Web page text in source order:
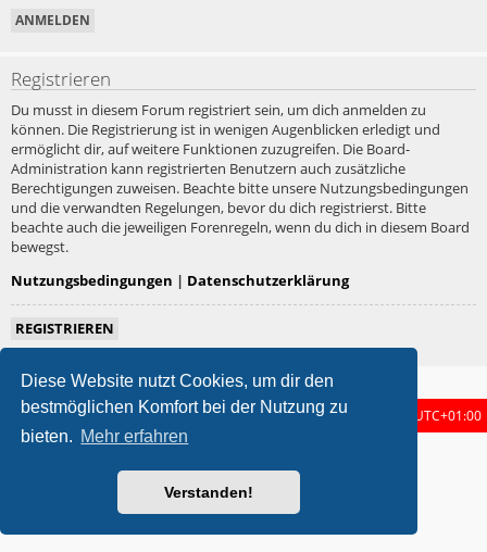
Diese Website nutzt Cookies, um dir den
bestmöglichen Komfort bei der Nutzung zu
bieten. Mehr erfahren
Verstanden!
Registrieren
Du musst in diesem Forum registriert sein, um dich anmelden zu
können. Die Registrierung ist in wenigen Augenblicken erledigt und
ermöglicht dir, auf weitere Funktionen zuzugreifen. Die Board-
Administration kann registrierten Benutzern auch zusätzliche
Berechtigungen zuweisen. Beachte bitte unsere Nutzungsbedingungen
und die verwandten Regelungen, bevor du dich registrierst. Bitte
beachte auch die jeweiligen Forenregeln, wenn du dich in diesem Board
bewegst.
Nutzungsbedingungen | Datenschutzerklärung
REGISTRIEREN
Foren-Übersicht Alle Zeiten sind UTC+01:00
Powered byphpBB® Forum Software © phpBB Limited
Deutsche Übersetzung durch
Datenschutz|Nutzungsbedingungen